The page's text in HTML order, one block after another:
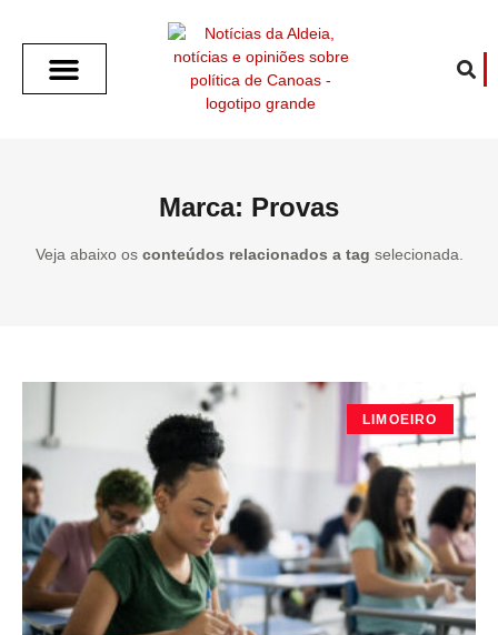
Marca: Provas
Veja abaixo os conteúdos relacionados a tag selecionada.
LIMOEIRO